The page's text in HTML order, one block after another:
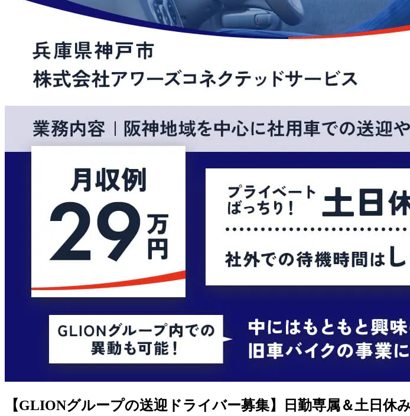
【GLIONグループの送迎ドライバー募集】日勤専属＆土日休